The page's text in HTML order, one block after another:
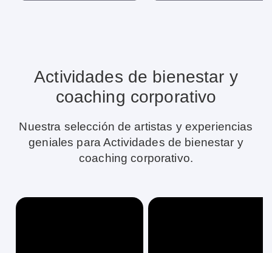
Actividades de bienestar y
coaching corporativo
Nuestra selección de artistas y experiencias
geniales para Actividades de bienestar y
coaching corporativo.